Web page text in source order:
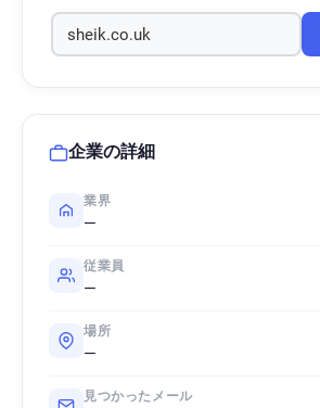
企業の詳細
業界
—
従業員
—
場所
—
見つかったメール